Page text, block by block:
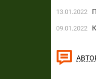
13.01.2022
09.01.2022